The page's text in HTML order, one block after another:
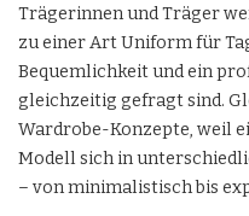
Trägerinnen und Träger
zu einer Art Uniform für
Bequemlichkeit und ein
gleichzeitig gefragt sind.
Wardrobe-Konzepte, weil
Modell sich in
– von minimalistisch bis